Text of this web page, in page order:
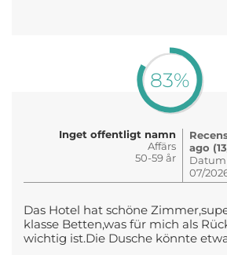
83%
Inget offentligt namn
Affärs
50-59 år
ago
Datum
07/
Das Hotel hat schöne
klasse Betten,was für mich als
wichtig ist.Die Dusche könnte